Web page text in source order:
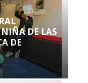
DE LAS
DE